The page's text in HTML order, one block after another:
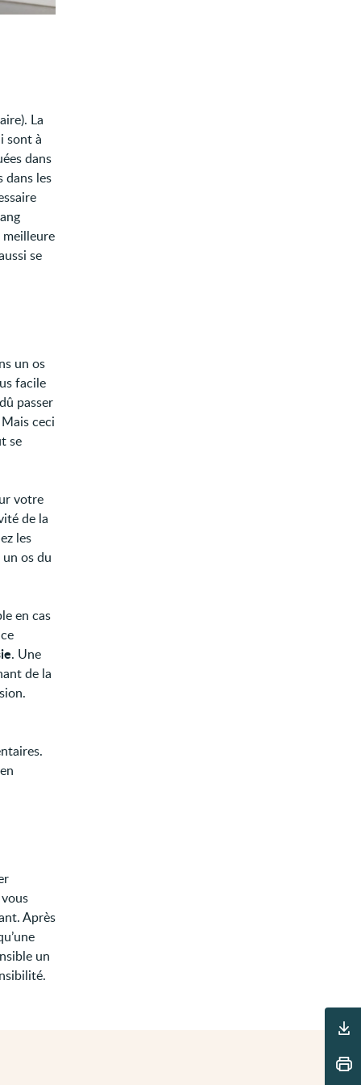
Outils
La
sont à
dans
dans les
meilleure
se
un os
facile
passer
ceci
se
votre
de la
les
os du
en cas
. Une
de la
Après
un